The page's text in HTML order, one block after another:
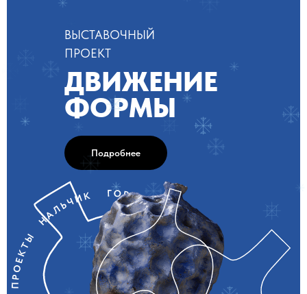
ДВИЖЕНИЕ
ФОРМЫ
ВЫСТАВОЧНЫЙ
ПРОЕКТ
Подробнее